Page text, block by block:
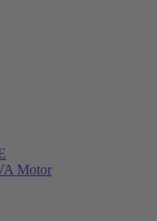
Motor